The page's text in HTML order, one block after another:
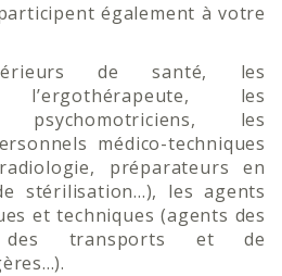
également à votre
de santé, les
l’ergothérapeute, les
les
médico-techniques
préparateurs en
stérilisation...), les agents
et techniques (agents des
des transports et de